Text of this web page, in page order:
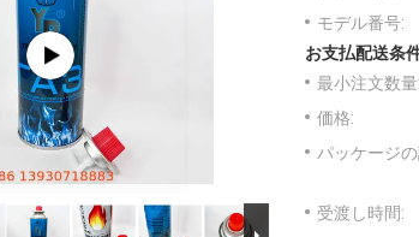
モデル番号:
お支払配送条
最小注文数量:
価格:
パッケージ
受渡し時間: